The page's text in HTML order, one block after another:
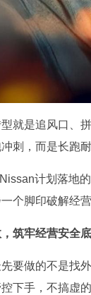
就是追风口、
刺，而是长跑
计划落地
个脚印破解经
筑牢经营安全
要做的不是找
下手，不搞虚